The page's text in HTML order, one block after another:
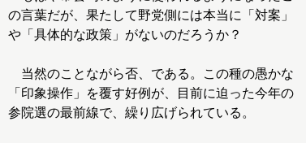
の言葉だが、果たして野党側には本当に「対案」
や「具体的な政策」がないのだろうか？
当然のことながら否、である。この種の愚かな
「印象操作」を覆す好例が、目前に迫った今年の
参院選の最前線で、繰り広げられている。